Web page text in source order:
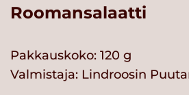
Roomansalaatti
Pakkauskoko: 120 g
Valmistaja: Lindroosin